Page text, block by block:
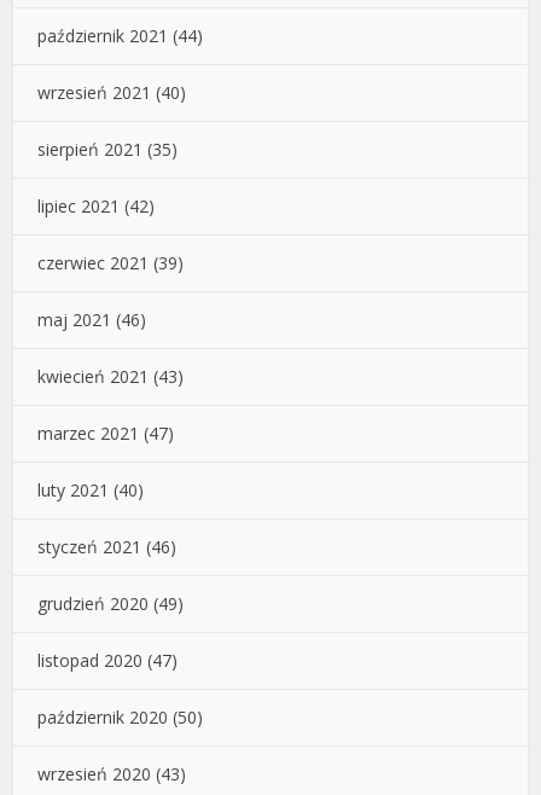
październik 2021 (44)
wrzesień 2021 (40)
sierpień 2021 (35)
lipiec 2021 (42)
czerwiec 2021 (39)
maj 2021 (46)
kwiecień 2021 (43)
marzec 2021 (47)
luty 2021 (40)
styczeń 2021 (46)
grudzień 2020 (49)
listopad 2020 (47)
październik 2020 (50)
wrzesień 2020 (43)